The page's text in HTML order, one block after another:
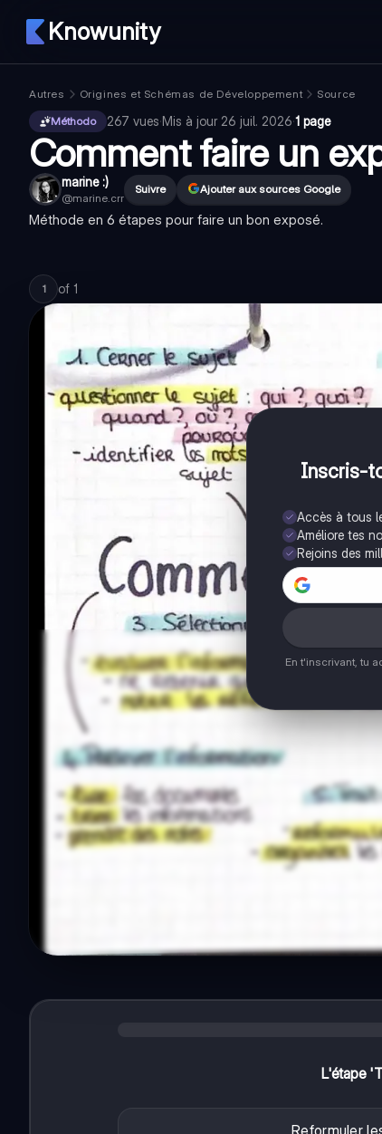
Knowunity
Autres Origines et Schémas de Développement
Source
Méthodo
267 vues·Mis à jour 26 juil. 2026·1 page
Comment faire un
marine :)
@marine.crr
Suivre Ajouter aux sources Google
Méthode en 6 étapes pour faire un bon exposé.
1 of 1
Inscris-
Accès à tous
Améliore tes
Rejoins des
En t'inscrivant, tu
L'étape
Reformuler